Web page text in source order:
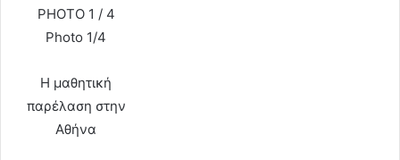
PHOTO 1 / 4
Photo 1/4
Η μαθητική
παρέλαση στην
Αθήνα